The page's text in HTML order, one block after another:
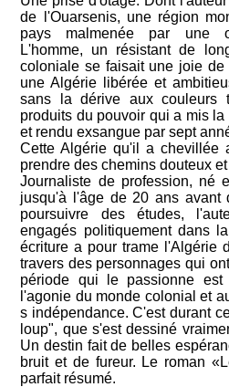
de l'Ouarsenis, une région
pays malmenée par une
L'homme, un résistant de
coloniale se faisait une joie
une Algérie libérée et
sans la dérive aux couleurs
produits du pouvoir qui a mis
et rendu exsangue par sept
Cette Algérie qu'il a chevillée
prendre des chemins douteux
Journaliste de profession, né
jusqu'à l'âge de 20 ans avant
poursuivre des études,
engagés politiquement dans
écriture a pour trame l'Algérie
travers des personnages qui
période qui le passionne
l'agonie du monde colonial et
s indépendance. C'est durant
loup", que s'est dessiné
Un destin fait de belles
bruit et de fureur. Le roman
parfait résumé.